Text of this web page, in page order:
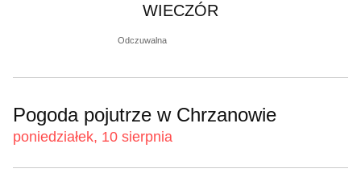
WIECZÓR
Odczuwalna
Pogoda pojutrze w Chrzanowie
poniedziałek, 10 sierpnia